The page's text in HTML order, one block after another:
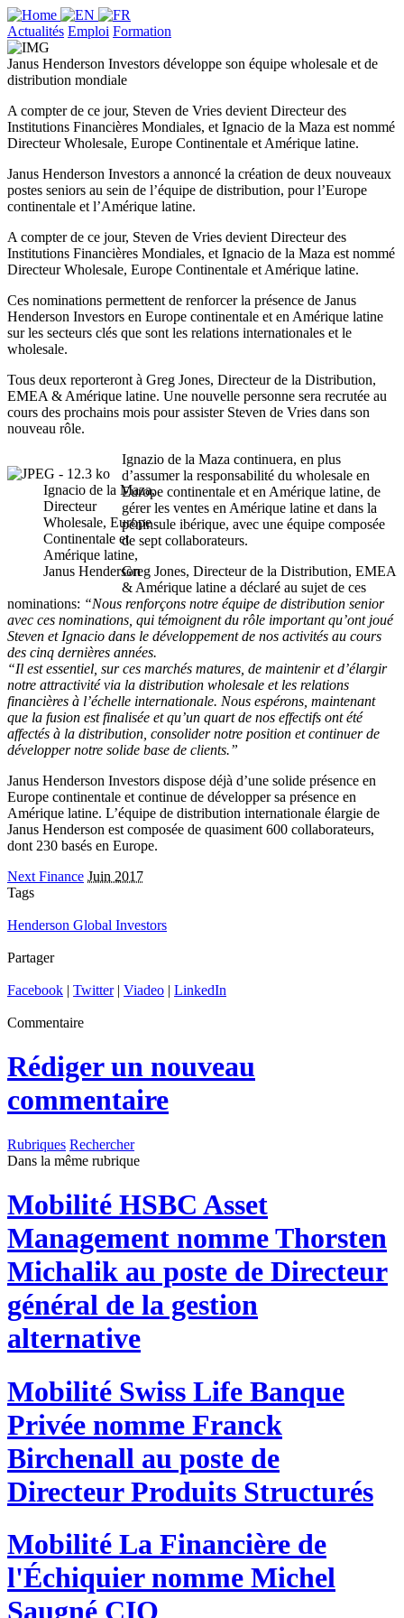
Actualités Emploi Formation
Janus Henderson Investors développe son équipe wholesale et de
distribution mondiale
A compter de ce jour, Steven de Vries devient Directeur des
Institutions Financières Mondiales, et Ignacio de la Maza est nommé
Directeur Wholesale, Europe Continentale et Amérique latine.
Janus Henderson Investors a annoncé la création de deux nouveaux
postes seniors au sein de l’équipe de distribution, pour l’Europe
continentale et l’Amérique latine.
A compter de ce jour, Steven de Vries devient Directeur des
Institutions Financières Mondiales, et Ignacio de la Maza est nommé
Directeur Wholesale, Europe Continentale et Amérique latine.
Ces nominations permettent de renforcer la présence de Janus
Henderson Investors en Europe continentale et en Amérique latine
sur les secteurs clés que sont les relations internationales et le
wholesale.
Tous deux reporteront à Greg Jones, Directeur de la Distribution,
EMEA & Amérique latine. Une nouvelle personne sera recrutée au
cours des prochains mois pour assister Steven de Vries dans son
nouveau rôle.
Ignacio de la Maza,
Directeur
Wholesale, Europe
Continentale et
Amérique latine,
Janus Henderson
Ignazio de la Maza continuera, en plus
d’assumer la responsabilité du wholesale en
Europe continentale et en Amérique latine, de
gérer les ventes en Amérique latine et dans la
péninsule ibérique, avec une équipe composée
de sept collaborateurs.
Greg Jones, Directeur de la Distribution, EMEA
& Amérique latine a déclaré au sujet de ces
nominations: “Nous renforçons notre équipe de distribution senior
avec ces nominations, qui témoignent du rôle important qu’ont joué
Steven et Ignacio dans le développement de nos activités au cours
des cinq dernières années.
“Il est essentiel, sur ces marchés matures, de maintenir et d’élargir
notre attractivité via la distribution wholesale et les relations
financières à l’échelle internationale. Nous espérons, maintenant
que la fusion est finalisée et qu’un quart de nos effectifs ont été
affectés à la distribution, consolider notre position et continuer de
développer notre solide base de clients.”
Janus Henderson Investors dispose déjà d’une solide présence en
Europe continentale et continue de développer sa présence en
Amérique latine. L’équipe de distribution internationale élargie de
Janus Henderson est composée de quasiment 600 collaborateurs,
dont 230 basés en Europe.
Next Finance Juin 2017
Tags
Henderson Global Investors
Partager
Facebook | Twitter| Viadeo | LinkedIn
Commentaire
Rédiger un nouveau
commentaire
Rubriques Rechercher
Dans la même rubrique
Mobilité HSBC Asset
Management nomme Thorsten
Michalik au poste de Directeur
général de la gestion
alternative
Mobilité Swiss Life Banque
Privée nomme Franck
Birchenall au poste de
Directeur Produits Structurés
Mobilité La Financière de
l'Échiquier nomme Michel
Saugné CIO